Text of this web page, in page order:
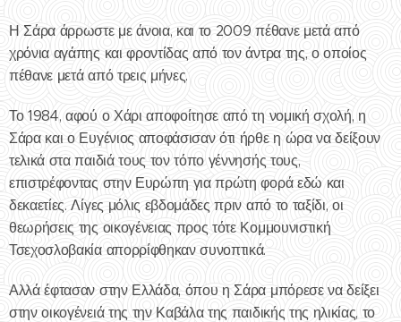
Η Σάρα άρρωστε με άνοια, και το 2009 πέθανε μετά από
χρόνια αγάπης και φροντίδας από τον άντρα της, ο οποίος
πέθανε μετά από τρεις μήνες.
Το 1984, αφού ο Χάρι αποφοίτησε από τη νομική σχολή, η
Σάρα και ο Ευγένιος αποφάσισαν ότι ήρθε η ώρα να δείξουν
τελικά στα παιδιά τους τον τόπο γέννησής τους,
επιστρέφοντας στην Ευρώπη για πρώτη φορά εδώ και
δεκαετίες. Λίγες μόλις εβδομάδες πριν από το ταξίδι, οι
θεωρήσεις της οικογένειας προς τότε Κομμουνιστική
Τσεχοσλοβακία απορρίφθηκαν συνοπτικά.
Αλλά έφτασαν στην Ελλάδα, όπου η Σάρα μπόρεσε να δείξει
στην οικογένειά της την Καβάλα της παιδικής της ηλικίας, το